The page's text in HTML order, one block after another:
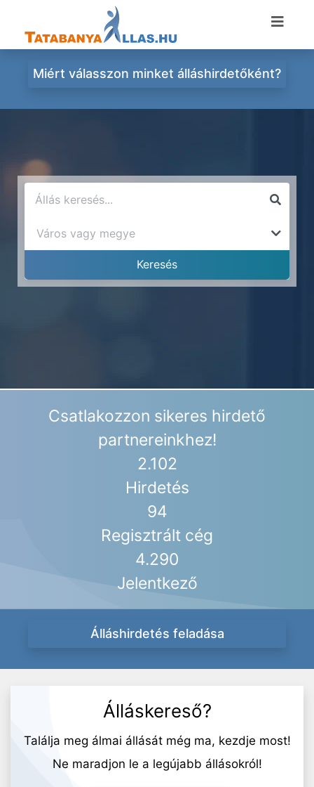
Miért válasszon minket álláshirdetőként?
Csatlakozzon sikeres hirdető
partnereinkhez!
2.102
Hirdetés
94
Regisztrált cég
4.290
Jelentkező
Álláshirdetés feladása
Álláskereső?
Találja meg álmai állását még ma, kezdje most!
Ne maradjon le a legújabb állásokról!